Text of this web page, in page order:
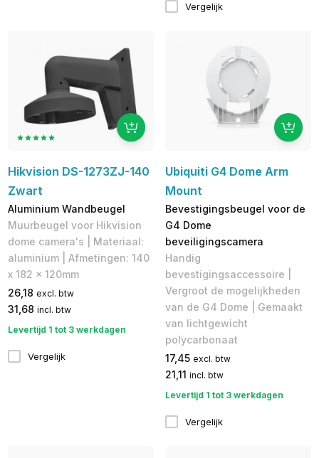
Vergelijk
Hikvision DS-1273ZJ-140
Zwart
Aluminium Wandbeugel
Muurbeugel voor Hikvision
dome camera's | Materiaal:
aluminium | Afmetingen: 140
x 182 x 120mm
26,18 excl. btw
31,68 incl. btw
Levertijd 1 tot 3 werkdagen
Vergelijk
Ubiquiti G4 Dome Arm
Mount
Bevestigingsbeugel voor de
G4 Dome
beveiligingscamera
Handig
bevestigingsaccessoire |
Vergroot de mogelijkheden
van de G4 Dome | Gemaakt
van lichtgewicht
polycarbonaat
17,45 excl. btw
21,11 incl. btw
Levertijd 1 tot 3 werkdagen
Vergelijk